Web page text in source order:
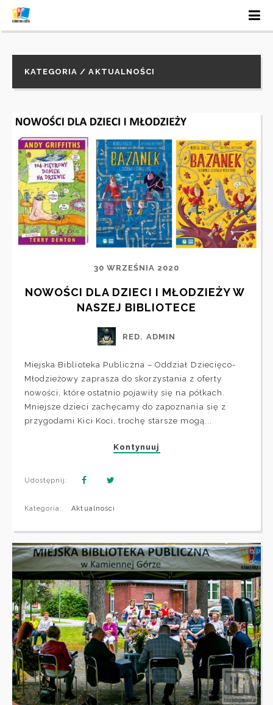
KATEGORIA / AKTUALNOŚCI
30 WRZEŚNIA 2020
NOWOŚCI DLA DZIECI I MŁODZIEŻY W
NASZEJ BIBLIOTECE
RED. ADMIN
Miejska Biblioteka Publiczna – Oddział Dziecięco-
Młodzieżowy zaprasza do skorzystania z oferty
nowości, które ostatnio pojawiły się na półkach.
Mniejsze dzieci zachęcamy do zapoznania się z
przygodami Kici Koci, trochę starsze mogą...
Kontynuuj
Udostępnij:
Kategoria: Aktualności